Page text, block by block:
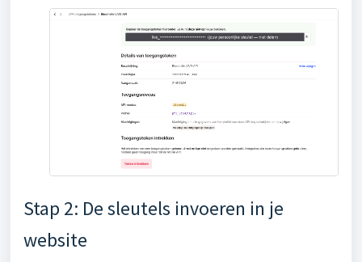
Stap 2: De sleutels invoeren in je
website